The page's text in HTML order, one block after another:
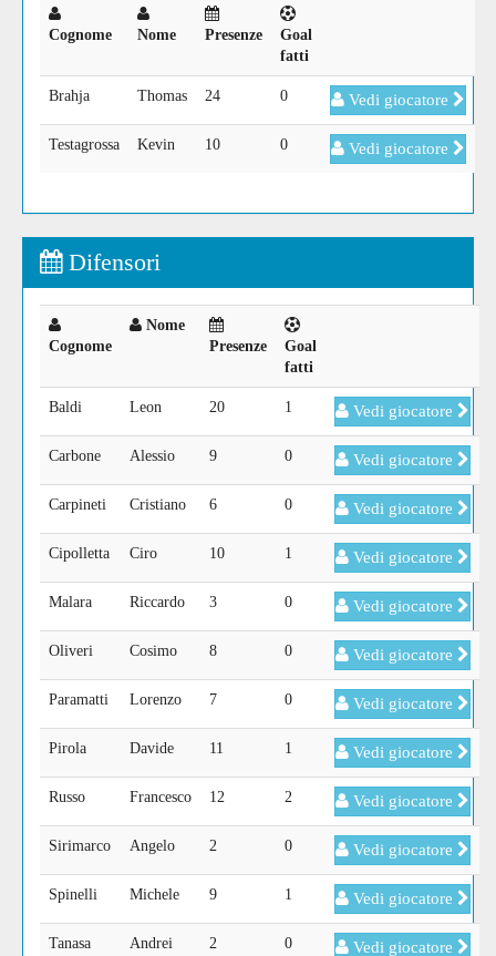
Cognome Nome Presenze
Goal
fatti
Brahja Thomas 24 0 Vedi giocatore
Testagrossa Kevin 10 0 Vedi giocatore
Difensori
Cognome
Nome
Presenze
Goal
fatti
Baldi Leon 20 1 Vedi giocatore
Carbone Alessio 9 0 Vedi giocatore
Carpineti Cristiano 6 0 Vedi giocatore
Cipolletta Ciro 10 1 Vedi giocatore
Malara Riccardo 3 0 Vedi giocatore
Oliveri Cosimo 8 0 Vedi giocatore
Paramatti Lorenzo 7 0 Vedi giocatore
Pirola Davide 11 1 Vedi giocatore
Russo Francesco 12 2 Vedi giocatore
Sirimarco Angelo 2 0 Vedi giocatore
Spinelli Michele 9 1 Vedi giocatore
Tanasa Andrei 2 0 Vedi giocatore